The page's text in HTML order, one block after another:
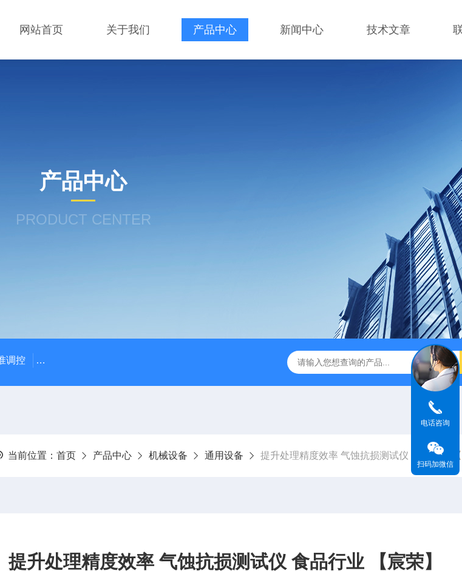
网站首页 关于我们 产品中心 新闻中心 技术文章
产品中心
PRODUCT CENTER
调控 【宸荣】 粒径控制能力强 金属粉末震筛机 工业级超声设备 可支持定制 【宸荣】 超声波抛光
当前位置： 首页 产品中心 机械设备 通用设备 提升处理精度效率 气蚀抗损测试仪 食品行业
提升处理精度效率 气蚀抗损测试仪 食品行业 【宸荣】
电话咨询
扫码加微信